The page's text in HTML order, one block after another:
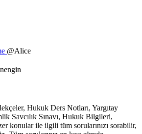
@Alice
Hukuk Ders Notları, Yargıtay
Savcılık Sınavı, Hukuk Bilgileri,
konular ile ilgili tüm sorularınızı sorabilir,